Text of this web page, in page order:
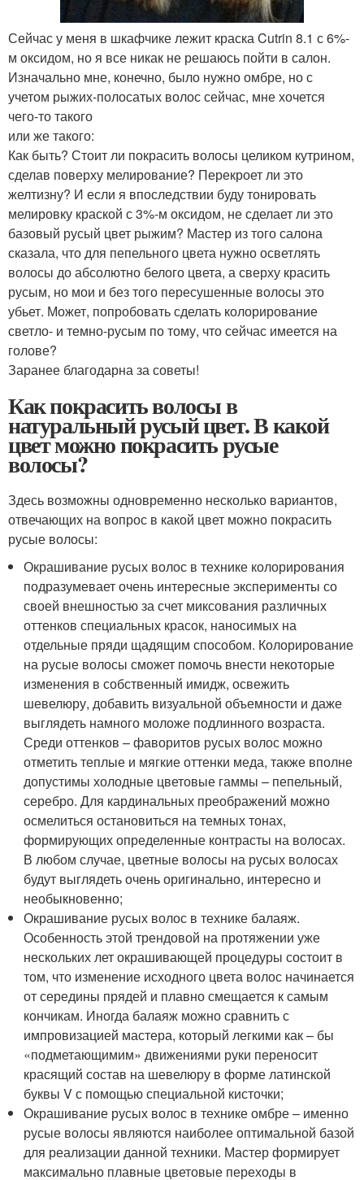
Сейчас у меня в шкафчике лежит краска Cutrin 8.1 с 6%-
м оксидом, но я все никак не решаюсь пойти в салон.
Изначально мне, конечно, было нужно омбре, но с
учетом рыжих-полосатых волос сейчас, мне хочется
чего-то такого
или же такого:
Как быть? Стоит ли покрасить волосы целиком кутрином,
сделав поверху мелирование? Перекроет ли это
желтизну? И если я впоследствии буду тонировать
мелировку краской с 3%-м оксидом, не сделает ли это
базовый русый цвет рыжим? Мастер из того салона
сказала, что для пепельного цвета нужно осветлять
волосы до абсолютно белого цвета, а сверху красить
русым, но мои и без того пересушенные волосы это
убьет. Может, попробовать сделать колорирование
светло- и темно-русым по тому, что сейчас имеется на
голове?
Заранее благодарна за советы!
Как покрасить волосы в
натуральный русый цвет. В какой
цвет можно покрасить русые
волосы?
Здесь возможны одновременно несколько вариантов,
отвечающих на вопрос в какой цвет можно покрасить
русые волосы:
Окрашивание русых волос в технике колорирования
подразумевает очень интересные эксперименты со
своей внешностью за счет миксования различных
оттенков специальных красок, наносимых на
отдельные пряди щадящим способом. Колорирование
на русые волосы сможет помочь внести некоторые
изменения в собственный имидж, освежить
шевелюру, добавить визуальной объемности и даже
выглядеть намного моложе подлинного возраста.
Среди оттенков – фаворитов русых волос можно
отметить теплые и мягкие оттенки меда, также вполне
допустимы холодные цветовые гаммы – пепельный,
серебро. Для кардинальных преображений можно
осмелиться остановиться на темных тонах,
формирующих определенные контрасты на волосах.
В любом случае, цветные волосы на русых волосах
будут выглядеть очень оригинально, интересно и
необыкновенно;
Окрашивание русых волос в технике балаяж.
Особенность этой трендовой на протяжении уже
нескольких лет окрашивающей процедуры состоит в
том, что изменение исходного цвета волос начинается
от середины прядей и плавно смещается к самым
кончикам. Иногда балаяж можно сравнить с
импровизацией мастера, который легкими как – бы
«подметающимим» движениями руки переносит
красящий состав на шевелюру в форме латинской
буквы V с помощью специальной кисточки;
Окрашивание русых волос в технике омбре – именно
русые волосы являются наиболее оптимальной базой
для реализации данной техники. Мастер формирует
максимально плавные цветовые переходы в